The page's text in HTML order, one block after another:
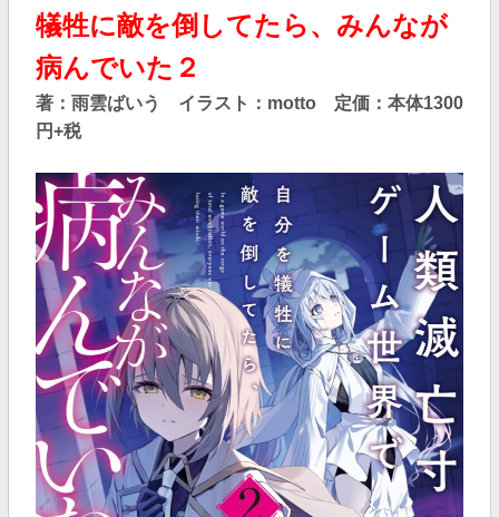
犠牲に敵を倒してたら、みんなが
病んでいた２
著：雨雲ばいう イラスト：motto 定価：本体1300
円+税